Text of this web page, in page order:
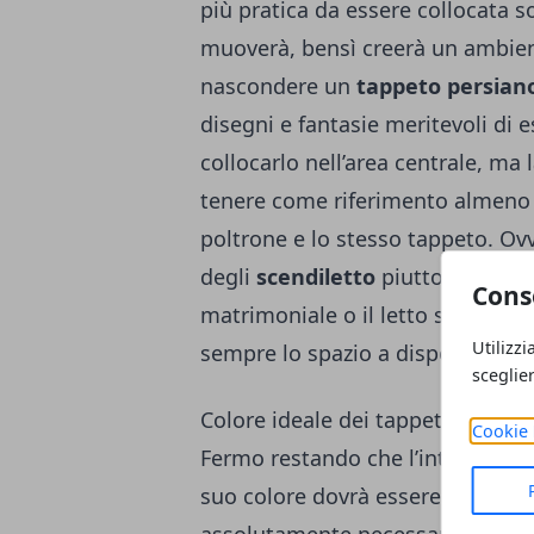
Cookie
più pratica da essere collocata
muoverà, bensì creerà un
nascondere un tappeto
disegni e fantasie meritevoli di
collocarlo nell’area centrale,
tenere come riferimento
poltrone e lo stesso tappeto.
degli scendiletto piuttosto che
matrimoniale o il letto singolo
sempre lo spazio a disposizione.
Colore ideale dei tappeti
Fermo restando che
suo colore dovrà essere ispirato